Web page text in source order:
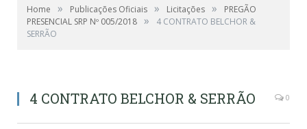
Home » Publicações Oficiais » Licitações »
PREGÃO
PRESENCIAL SRP Nº 005/2018 »
4 CONTRATO BELCHOR &
SERRÃO
4 CONTRATO BELCHOR & SERRÃO 0